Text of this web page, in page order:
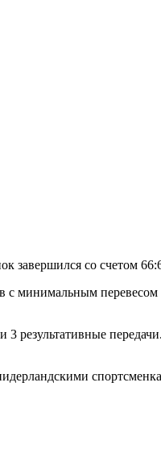
со счетом
с минимальным
результативные